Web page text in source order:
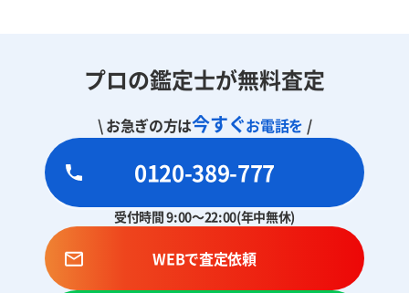
プロの鑑定士が無料査定
\ お急ぎの方は今すぐお電話を /
0120-389-777
受付時間 9:00～22:00(年中無休)
WEBで査定依頼